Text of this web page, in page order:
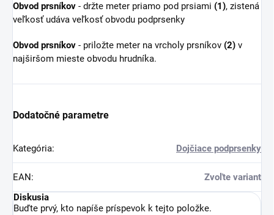
Obvod prsníkov - držte meter priamo pod prsiami (1), zistená
veľkosť udáva veľkosť obvodu podprsenky
Obvod prsníkov - priložte meter na vrcholy prsníkov (2) v
najširšom mieste obvodu hrudníka.
Dodatočné parametre
Kategória: Dojčiace podprsenky
EAN:
Zvoľte variant
Diskusia
Buďte prvý, kto napíše príspevok k tejto položke.